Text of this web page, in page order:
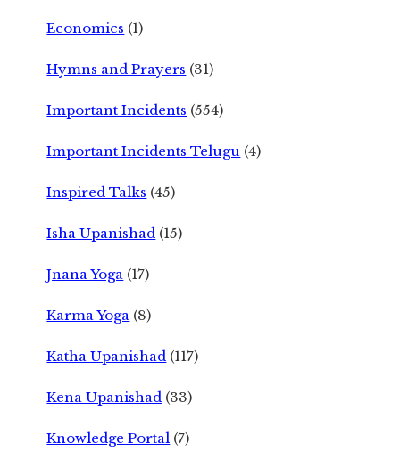
Economics (1)
Hymns and Prayers (31)
Important Incidents (554)
Important Incidents Telugu (4)
Inspired Talks (45)
Isha Upanishad (15)
Jnana Yoga (17)
Karma Yoga (8)
Katha Upanishad (117)
Kena Upanishad (33)
Knowledge Portal (7)